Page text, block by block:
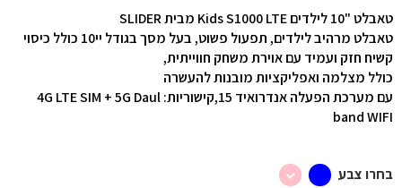
טאבלט "10 לילדים Kids S1000 LTE מבית SLIDER
טאבלט מרהיב לילדים, תפעול פשוט, בעל מסך בגודל יי10 כולל כיסוי
קשיח חזק ועמיד עם אוירת משחק חווייתית,
כולל מצלמה ואפליקציות מובנות להעשרה
עם מערכת הפעלה אנדרואיד 15,קישוריות: 4G LTE SIM + 5G Daul
band WIFI
בחרו צבע